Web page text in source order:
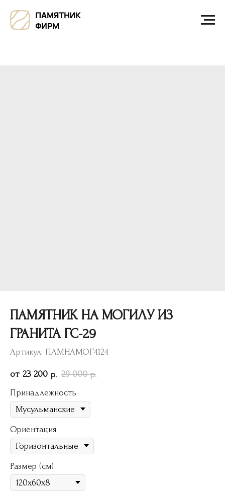
ПАМЯТНИК НА МОГИЛУ ИЗ
ГРАНИТА ГС-29
Артикул: ПАМНАМОГ4124
23 200 р. 29 000 р.
Принадлежность
Ориентация
Размер (см)